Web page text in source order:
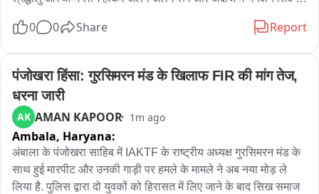
तहसील प्रशासन की ओर से विशेष इंतजाम किए गए हैं।
एसडीएम दादरी अमरेंद्र कुमार के नेतृत्व में प्रशासनिक टीम श्रद्धालुओं पर
पुष्प वर्षा कर उनका स्वागत कर रही है। कांवड़ियों को माला पहनाने के साथ
फल और पानी भी वितरित किया जा रहा है। वहीं जिला प्रशासन के मुताबिक
कांवड़ मार्ग को अलग-अलग जोन में बांटा गया है। प्रत्येक टीम में 12
कर्मचारी तैनात हैं और चार टीमें लगातार ड्यू्टी कर रही हैं। मार्ग पर 24 घंटे
एंबुलेंस और मेडिकल सुविधा उपलब्ध रहेगी। श्रद्धालुओं के ठहरने के लिए भी
प्रशासन की ओर से व्यवस्था की गई है।
0 0 Share Report
पंजोखरा हिंसा: गुरसिमरन मंड के खिलाफ FIR की मांग तेज,
धरना जारी
AK AMAN KAPOOR 1m ago
Ambala, Haryana:
अंबाला के पंजोखरा साहिब में IAKTF के राष्ट्रीय अध्यक्ष गुरसिमरन मंड के
साथ हुई मारपीट और उनकी गाड़ी पर हमले के मामले ने अब नया मोड़ ले
लिया है. पुलिस द्वारा दो युवकों को हिरासत में लिए जाने के बाद सिख समाज